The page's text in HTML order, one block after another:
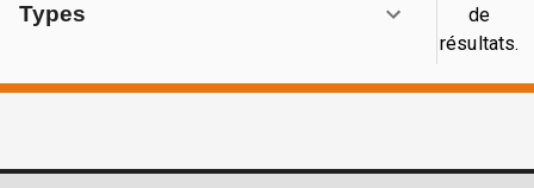
Types
de
résultats.